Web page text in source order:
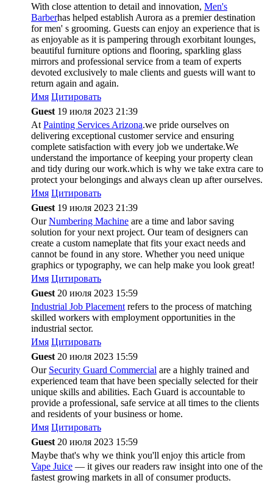
With close attention to detail and innovation, Men's
Barberhas helped establish Aurora as a premier destination
for men' s grooming. Guests can enjoy an experience that is
as enjoyable as it is pampering through exorbitant lounges,
beautiful furniture options and flooring, sparkling glass
mirrors and professional service from a team of experts
devoted exclusively to male clients and guests will want to
return again and again.
Имя Цитировать
Guest 19 июля 2023 21:39
At Painting Services Arizona.we pride ourselves on
delivering exceptional customer service and ensuring
complete satisfaction with every job we undertake.We
understand the importance of keeping your property clean
and tidy during our work.which is why we take extra care to
protect your belongings and always clean up after ourselves.
Имя Цитировать
Guest 19 июля 2023 21:39
OurNumbering Machine are a time and labor saving
solution for your next project. Our team of designers can
create a custom nameplate that fits your exact needs and
cannot be found in any store. Whether you need unique
graphics or typography, we can help make you look great!
Имя Цитировать
Guest 20 июля 2023 15:59
Industrial Job Placement refers to the process of matching
skilled workers with employment opportunities in the
industrial sector.
Имя Цитировать
Guest 20 июля 2023 15:59
Our Security Guard Commercial are a highly trained and
experienced team that have been specially selected for their
unique skills and abilities. Each Guard is accountable to
provide a professional, safe service at all times to the clients
and residents of your business or home.
Имя Цитировать
Guest 20 июля 2023 15:59
Maybe that's why we think you'll enjoy this article from
Vape Juice — it gives our readers raw insight into one of the
fastest growing markets in all of consumer products.